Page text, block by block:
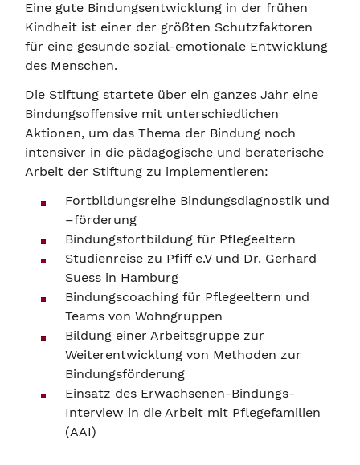
Eine gute Bindungsentwicklung in der frühen
Kindheit ist einer der größten Schutzfaktoren
für eine gesunde sozial-emotionale Entwicklung
des Menschen.
Die Stiftung startete über ein ganzes Jahr eine
Bindungsoffensive mit unterschiedlichen
Aktionen, um das Thema der Bindung noch
intensiver in die pädagogische und beraterische
Arbeit der Stiftung zu implementieren:
Fortbildungsreihe Bindungsdiagnostik und
–förderung
Bindungsfortbildung für Pflegeeltern
Studienreise zu Pfiff e.V und Dr. Gerhard
Suess in Hamburg
Bindungscoaching für Pflegeeltern und
Teams von Wohngruppen
Bildung einer Arbeitsgruppe zur
Weiterentwicklung von Methoden zur
Bindungsförderung
Einsatz des Erwachsenen-Bindungs-
Interview in die Arbeit mit Pflegefamilien
(AAI)